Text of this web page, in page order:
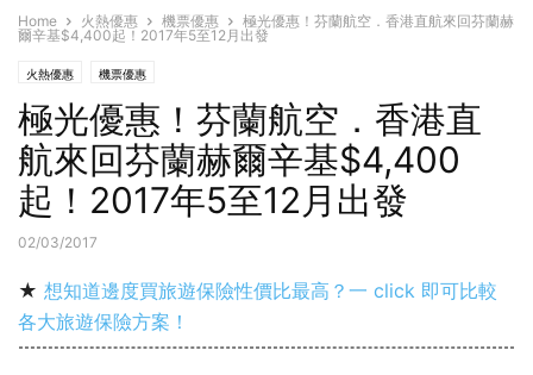
Home 火熱優惠 機票優惠
極光優惠！芬蘭航空．香港直航來回芬蘭赫
爾辛基$4,400起！2017年5至12月出發
火熱優惠 機票優惠
極光優惠！芬蘭航空．香港直
航來回芬蘭赫爾辛基$4,400
起！2017年5至12月出發
02/03/2017
★ 想知道邊度買旅遊保險性價比最高？一 click 即可比較
各大旅遊保險方案！